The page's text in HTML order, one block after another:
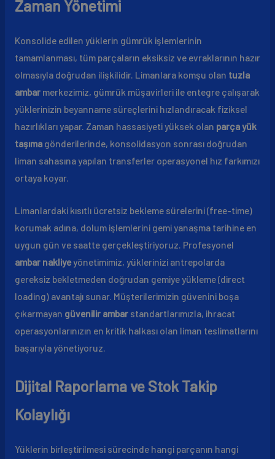
Zaman Yönetimi
Konsolide edilen yüklerin gümrük işlemlerinin
tamamlanması, tüm parçaların eksiksiz ve evraklarının hazır
olmasıyla doğrudan ilişkilidir. Limanlara komşu olan tuzla
ambarmerkezimiz, gümrük müşavirleri ile entegre çalışarak
yüklerinizin beyanname süreçlerini hızlandıracak fiziksel
hazırlıkları yapar. Zaman hassasiyeti yüksek olan parça yük
taşımagönderilerinde, konsolidasyon sonrası doğrudan
liman sahasına yapılan transferler operasyonel hız farkımızı
ortaya koyar.
Limanlardaki kısıtlı ücretsiz bekleme sürelerini (free-time)
korumak adına, dolum işlemlerini gemi yanaşma tarihine en
uygun gün ve saatte gerçekleştiriyoruz. Profesyonel
ambar nakliyeyönetimimiz, yüklerinizi antrepolarda
gereksiz bekletmeden doğrudan gemiye yükleme (direct
loading) avantajı sunar. Müşterilerimizin güvenini boşa
çıkarmayan güvenilir ambarstandartlarımızla, ihracat
operasyonlarınızın en kritik halkası olan liman teslimatlarını
başarıyla yönetiyoruz.
Dijital Raporlama ve Stok Takip
Kolaylığı
Yüklerin birleştirilmesi sürecinde hangi parçanın hangi